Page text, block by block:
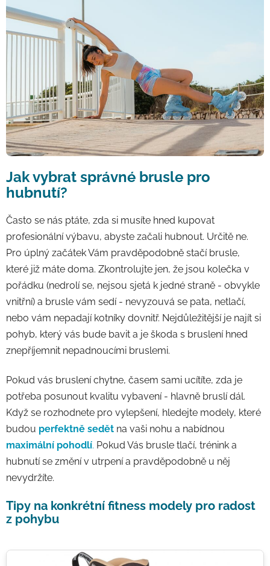
Jak vybrat správné brusle pro
hubnutí?
Často se nás ptáte, zda si musíte hned kupovat
profesionální výbavu, abyste začali hubnout. Určitě ne.
Pro úplný začátek Vám pravděpodobně stačí brusle,
které již máte doma. Zkontrolujte jen, že jsou kolečka v
pořádku (nedrolí se, nejsou sjetá k jedné straně - obvykle
vnitřní) a brusle vám sedí - nevyzouvá se pata, netlačí,
nebo vám nepadají kotníky dovnitř. Nejdůležitější je najít si
pohyb, který vás bude bavit a je škoda s bruslení hned
znepříjemnit nepadnoucími bruslemi.
Pokud vás bruslení chytne, časem sami ucítíte, zda je
potřeba posunout kvalitu vybavení - hlavně bruslí dál.
Když se rozhodnete pro vylepšení, hledejte modely, které
budou perfektně sedět na vaši nohu a nabídnou
maximální pohodlí. Pokud Vás brusle tlačí, trénink a
hubnutí se změní v utrpení a pravděpodobně u něj
nevydržíte.
Tipy na konkrétní fitness modely pro radost
z pohybu